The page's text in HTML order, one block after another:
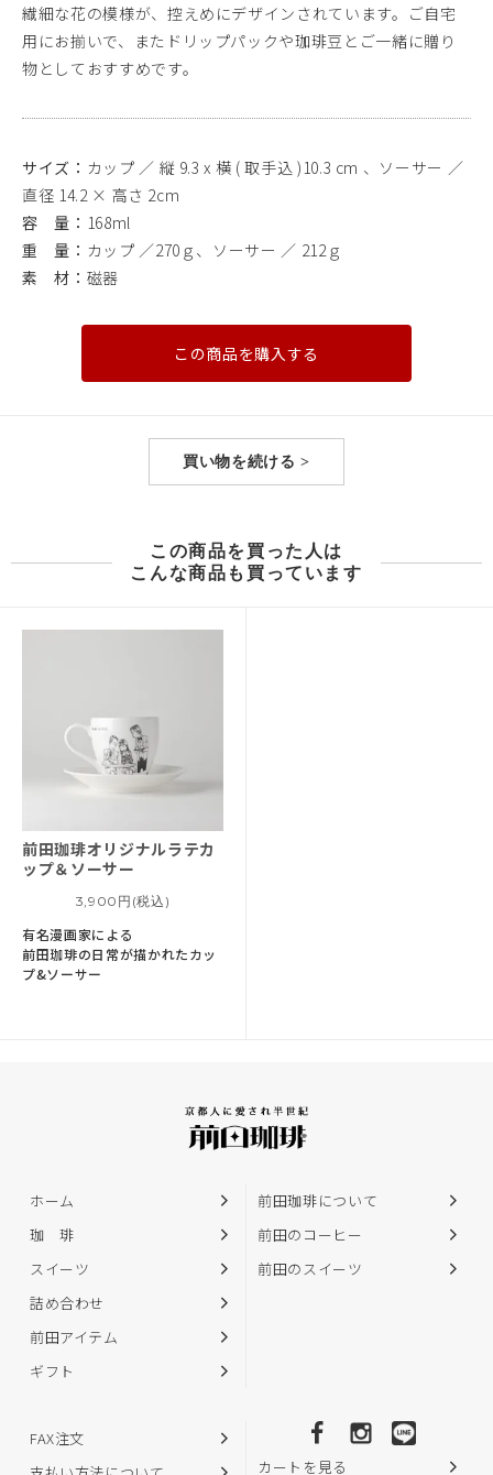
繊細な花の模様が、控えめにデザインされています。ご自宅
用にお揃いで、またドリップパックや珈琲豆とご一緒に贈り
物としておすすめです。
サイズ： カップ ／ 縦 9.3 x 横 ( 取手込 )10.3 cm 、ソーサー ／
直径 14.2 × 高さ 2cm
容 量： 168ml
重 量： カップ ／270ｇ、ソーサー ／ 212ｇ
素 材： 磁器
この商品を購入する
買い物を続ける >
この商品を買った人は
こんな商品も買っています
前田珈琲オリジナルラテカ
ップ＆ソーサー
3,900円(税込)
有名漫画家による
前田珈琲の日常が描かれたカッ
プ&ソーサー
ホーム
珈 琲
スイーツ
詰め合わせ
前田アイテム
ギフト
前田珈琲について
前田のコーヒー
前田のスイーツ
FAX注文
カートを見る